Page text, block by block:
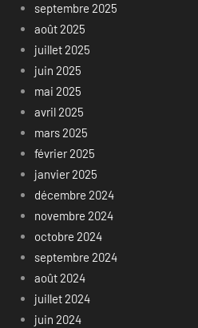
septembre 2025
août 2025
juillet 2025
juin 2025
mai 2025
avril 2025
mars 2025
février 2025
janvier 2025
décembre 2024
novembre 2024
octobre 2024
septembre 2024
août 2024
juillet 2024
juin 2024